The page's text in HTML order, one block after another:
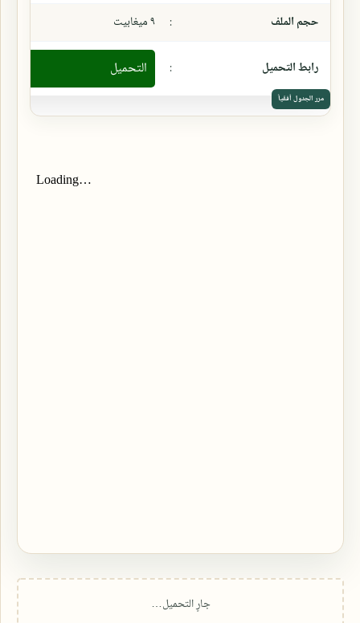
حجم الملف
: ٩ ميغابيت
رابط التحميل : التحميل